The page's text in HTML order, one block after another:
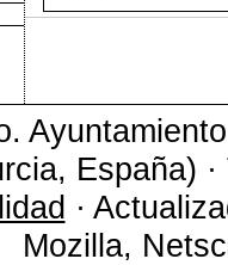
España)
·
Mozilla,